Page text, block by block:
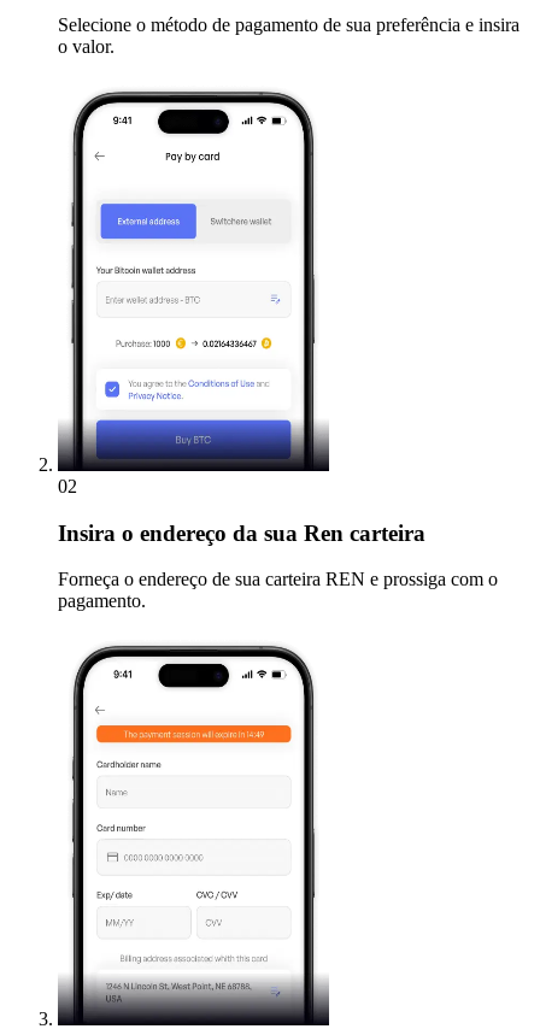
Selecione o método de pagamento de sua preferência e insira
o valor.
02
Insira o endereço da sua Ren carteira
Forneça o endereço de sua carteira REN e prossiga com o
pagamento.